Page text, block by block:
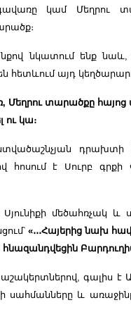
կամ Մեղրու
նկատում ենք
հետևում այդ
Մեղրու տարածքը
ու կա։
հոսում է Սուրբ
Սյունիքի
«․․․Հայերից նախ
աշակերտներով, գալիս
սահմանները և առաջինը